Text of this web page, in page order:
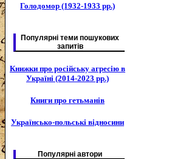
Голодомор (1932-1933 рр.)
Популярні теми пошукових
запитів
Книжки про російську агресію в
Україні (2014-2023 рр.)
Книги про гетьманів
Українсько-польські відносини
Популярні автори